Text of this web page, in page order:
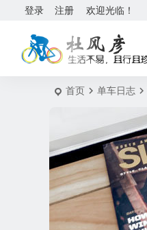
欢迎光临！
登录 注册
首页 单车日志